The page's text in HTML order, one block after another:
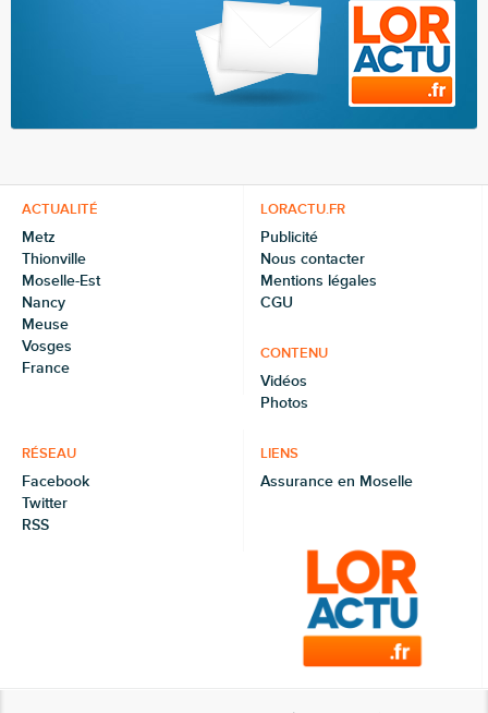
ACTUALITÉ
Metz
Thionville
Moselle-Est
Nancy
Meuse
Vosges
France
LORACTU.FR
Publicité
Nous contacter
Mentions légales
CGU
CONTENU
Vidéos
Photos
RÉSEAU
Facebook
Twitter
RSS
LIENS
Assurance en Moselle